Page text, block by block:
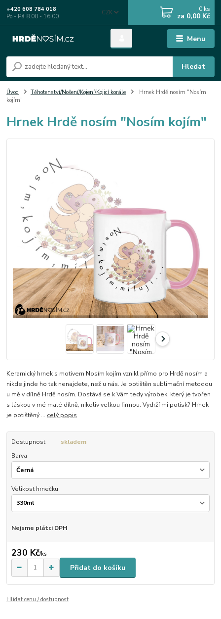
Menu
CZK
Hledat
+420 608 784 018
Po - Pá 8.00 - 16.00
0 ks
za 0,00 Kč
Úvod Těhotenství/Nošení/Kojení/Kojicí korále
Hrnek Hrdě nosím "Nosím
kojím"
Hrnek Hrdě nosím "Nosím kojím"
Keramický hrnek s motivem Nosím kojím vznikl přímo pro Hrdě nosím a
nikde jinde ho tak nenajdete, než u nás. Je potištěn sublimační metodou
u mě v dílně Hrdě nosím. Dostává se k Vám tedy výrobek, který je tvořen
s láskou v mé malé dílně, nikoliv velkou firmou. Vydrží mi potisk? Hrnek
je potištěný ... celý popis
Dostupnost
skladem
Barva
Velikost hrnečku
Nejsme plátci DPH
230 Kč/ks
Přidat do košíku
Hlídat cenu / dostupnost